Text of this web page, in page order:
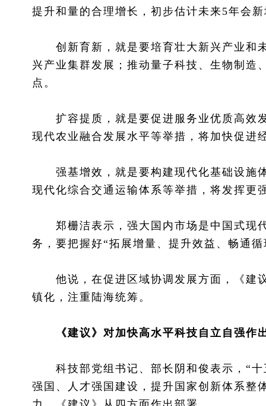
提升和量的合理增长，初步估计未来5年会
创新育新，就是要培育壮大新兴产业和未
兴产业集群发展；推动量子科技、生物制造
点。
扩容提质，就是要促进服务业优质高效发
现代农业融合发展水平等举措，将加快促进
强基增效，就是要构建现代化基础设施体
现代化综合交通运输体系等举措，将发挥更
郑栅洁表示，强大国内市场是中国式现代
务，要把握好“拓展增量、提升效益、畅通
他说，在促进区域协调发展方面，《建议
镇化，注重陆海统筹。
《建议》对加快高水平科技自立自强作
科技部党组书记、部长阴和俊表示，“十
强国、人才强国建设，提升国家创新体系整